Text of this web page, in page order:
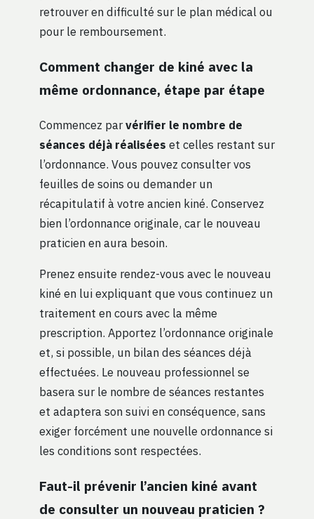
retrouver en difficulté sur le plan médical ou
pour le remboursement.
Comment changer de kiné avec la
même ordonnance, étape par étape
Commencez parvérifier le nombre de
séances déjà réalisées et celles restant sur
l’ordonnance. Vous pouvez consulter vos
feuilles de soins ou demander un
récapitulatif à votre ancien kiné. Conservez
bien l’ordonnance originale, car le nouveau
praticien en aura besoin.
Prenez ensuite rendez-vous avec le nouveau
kiné en lui expliquant que vous continuez un
traitement en cours avec la même
prescription. Apportez l’ordonnance originale
et, si possible, un bilan des séances déjà
effectuées. Le nouveau professionnel se
basera sur le nombre de séances restantes
et adaptera son suivi en conséquence, sans
exiger forcément une nouvelle ordonnance si
les conditions sont respectées.
Faut-il prévenir l’ancien kiné avant
de consulter un nouveau praticien ?